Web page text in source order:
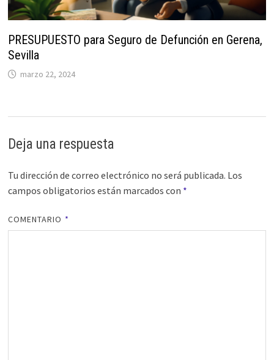
PRESUPUESTO para Seguro de Defunción en Gerena,
Sevilla
marzo 22, 2024
Deja una respuesta
Tu dirección de correo electrónico no será publicada. Los
campos obligatorios están marcados con *
COMENTARIO *